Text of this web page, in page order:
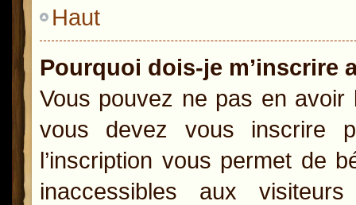
Haut
Pourquoi dois-je m’inscrire
Vous pouvez ne pas en avoir
vous devez vous inscrire
l’inscription vous permet de
inaccessibles aux